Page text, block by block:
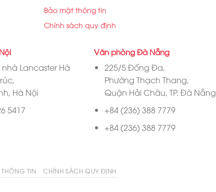
Bảo mật thông tin
Chính sách quy định
Lancaster Hà
Hà Nội
5417
Văn phòng Đà Nẵng
225/5 Đống Đa,
Phường Thạch Thang,
Quận Hải Châu, TP. Đà Nẵng
+84 (236) 388 7779
+84 (236) 388 7779
TIN CHÍNH SÁCH QUY ĐỊNH